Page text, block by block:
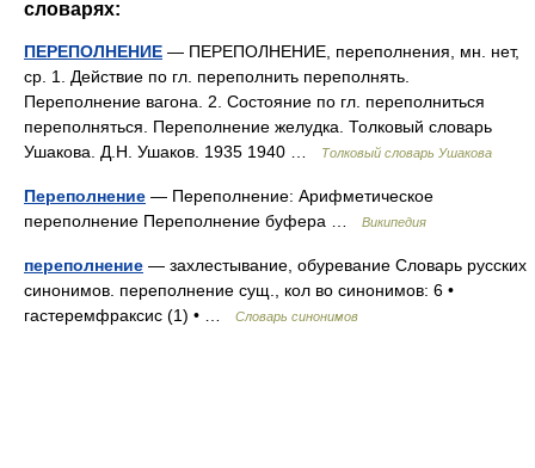
словарях:
ПЕРЕПОЛНЕНИЕ — ПЕРЕПОЛНЕНИЕ, переполнения, мн. нет,
ср. 1. Действие по гл. переполнить переполнять.
Переполнение вагона. 2. Состояние по гл. переполниться
переполняться. Переполнение желудка. Толковый словарь
Ушакова. Д.Н. Ушаков. 1935 1940 …
Толковый словарь Ушакова
Переполнение — Переполнение: Арифметическое
переполнение Переполнение буфера …
Википедия
переполнение — захлестывание, обуревание Словарь русских
синонимов. переполнение сущ., кол во синонимов: 6 •
гастеремфраксис (1) • …
Словарь синонимов